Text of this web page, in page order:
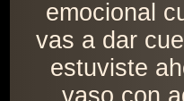
emocional
vas a dar
estuviste